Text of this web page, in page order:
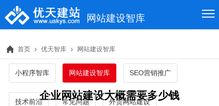
网站建设智库
首页 优天智库 网站建设智库
小程序智库 网站建设智库 SEO营销推广
技术前沿 常见问题 外贸网站建设
企业网站建设大概需要多少钱